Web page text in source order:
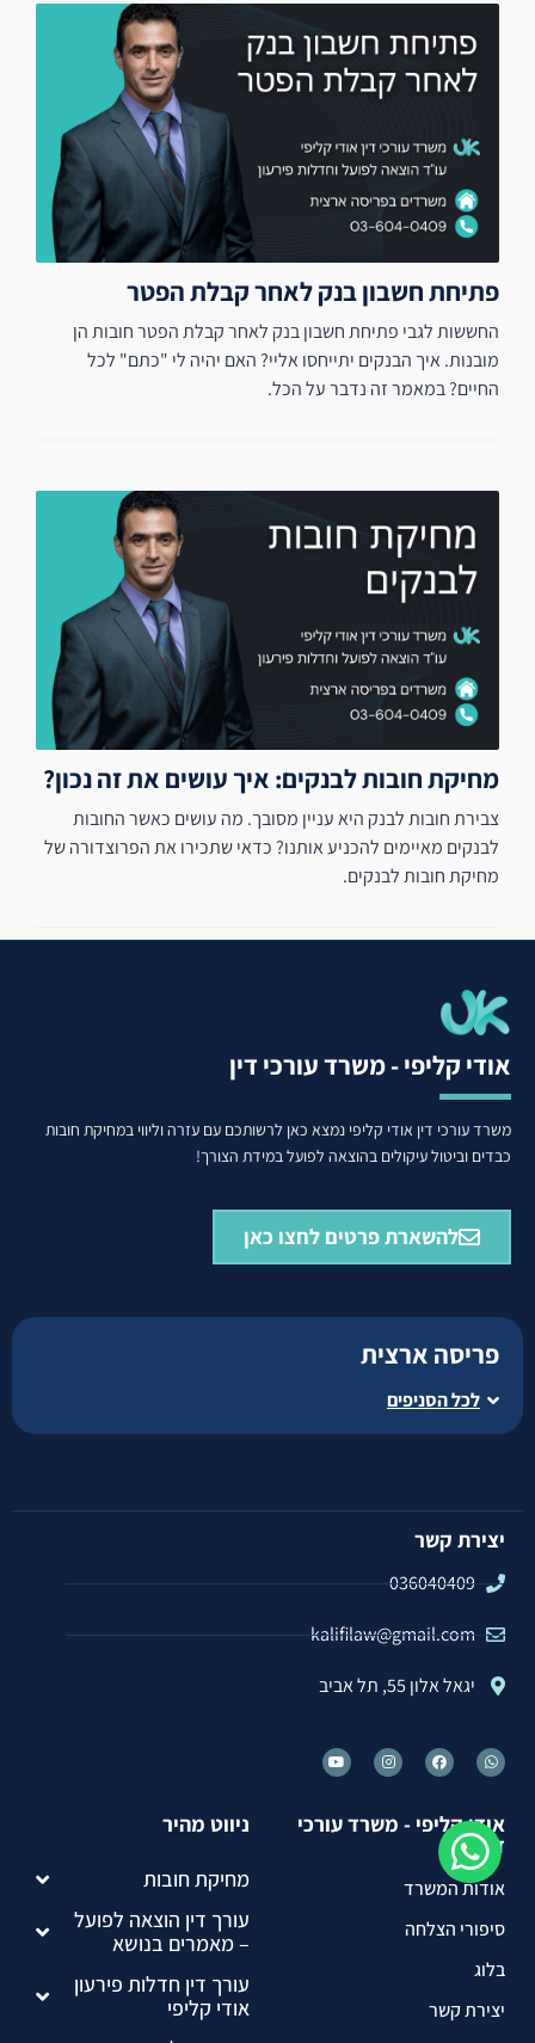
פתיחת חשבון בנק לאחר קבלת הפטר
החששות לגבי פתיחת חשבון בנק לאחר קבלת הפטר חובות הן
מובנות. איך הבנקים יתייחסו אליי? האם יהיה לי "כתם" לכל
החיים? במאמר זה נדבר על הכל.
מחיקת חובות לבנקים: איך עושים את זה נכון?
צבירת חובות לבנק היא עניין מסובך. מה עושים כאשר החובות
לבנקים מאיימים להכניע אותנו? כדאי שתכירו את הפרוצדורה של
מחיקת חובות לבנקים.
אודי קליפי - משרד עורכי דין
משרד עורכי דין אודי קליפי נמצא כאן לרשותכם עם עזרה וליווי במחיקת חובות
כבדים וביטול עיקולים בהוצאה לפועל במידת הצורך!
להשארת פרטים לחצו כאן
פריסה ארצית
לכל הסניפים
יצירת קשר
036040409
kalifilaw@gmail.com
יגאל אלון 55, תל אביב
אודי קליפי - משרד עורכי
דין
אודות המשרד
סיפורי הצלחה
בלוג
יצירת קשר
ניווט מהיר
מחיקת חובות
עורך דין הוצאה לפועל
– מאמרים בנושא
עורך דין חדלות פירעון
אודי קליפי